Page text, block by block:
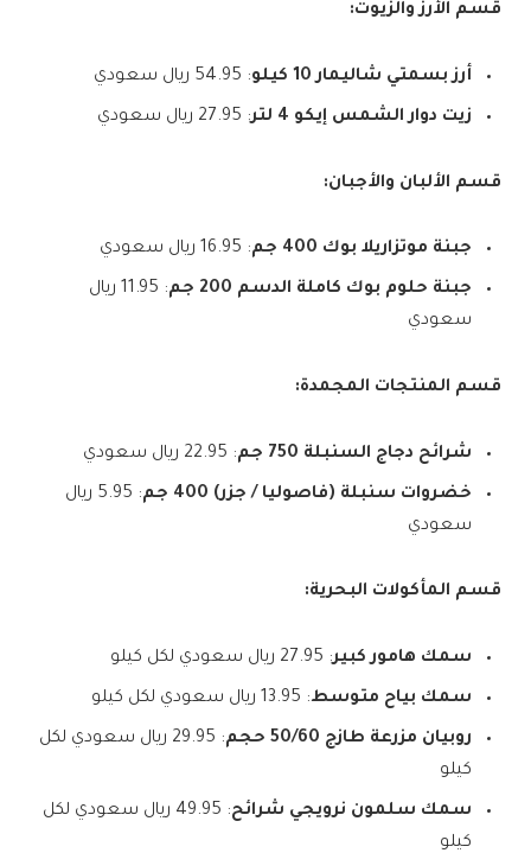
قسم الأرز والزيوت:
أرز بسمتي شاليمار 10 كيلو : 54.95 ريال سعودي
زيت دوار الشمس إيكو 4 لتر : 27.95 ريال سعودي
قسم الألبان والأجبان:
جبنة موتزاريلا بوك 400 جم : 16.95 ريال سعودي
جبنة حلوم بوك كاملة الدسم 200 جم
: 11.95 ريال
سعودي
قسم المنتجات المجمدة:
شرائح دجاج السنبلة 750 جم : 22.95 ريال سعودي
خضروات سنبلة (فاصوليا / جزر) 400 جم
: 5.95 ريال
سعودي
قسم المأكولات البحرية:
سمك هامور كبير: 27.95 ريال سعودي لكل كيلو
سمك بياح متوسط: 13.95 ريال سعودي لكل كيلو
روبيان مزرعة طازج 50/60 حجم
: 29.95 ريال سعودي لكل
كيلو
سمك سلمون نرويجي شرائح
: 49.95 ريال سعودي لكل
كيلو